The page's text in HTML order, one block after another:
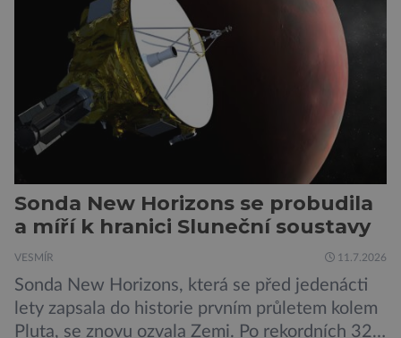
odborníků by už během příštích dvou let mohly
pokročilé systémy AI výrazně usnadnit
kybernetické útoky […]
Sonda New Horizons se probudila
a míří k hranici Sluneční soustavy
VESMÍR 11.7.2026
Sonda New Horizons, která se před jedenácti
lety zapsala do historie prvním průletem kolem
Pluta, se znovu ozvala Zemi. Po rekordních 321